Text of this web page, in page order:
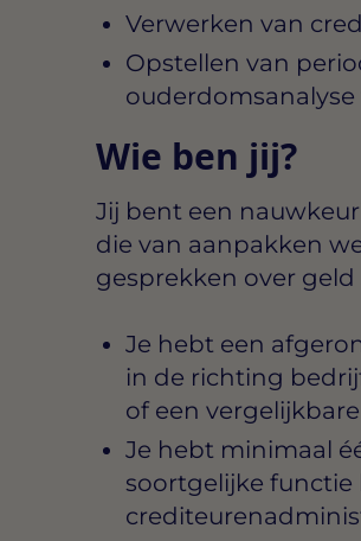
Verwerken van
Opstellen van
Wie ben jij?
Jij bent een
die van aanpakken
gesprekken over
Je hebt een
in de richting
of een
Je hebt minimaal
soortgelijke